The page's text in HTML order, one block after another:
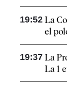
19:52 La
el
19:37 La
La 1